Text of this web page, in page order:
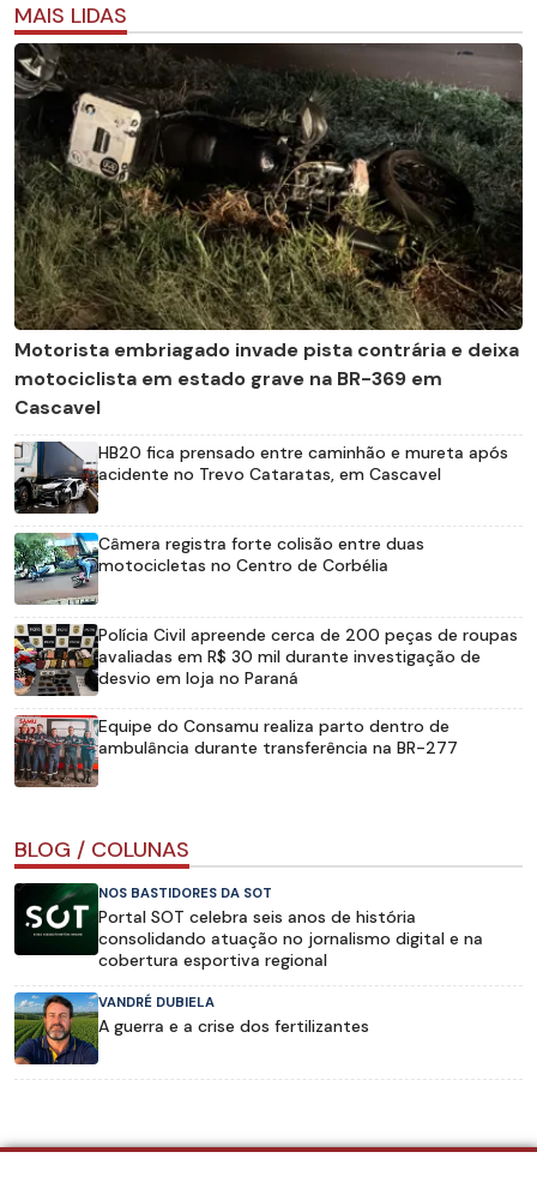
MAIS LIDAS
Motorista embriagado invade pista contrária e deixa
motociclista em estado grave na BR-369 em
Cascavel
HB20 fica prensado entre caminhão e mureta após
acidente no Trevo Cataratas, em Cascavel
Câmera registra forte colisão entre duas
motocicletas no Centro de Corbélia
Polícia Civil apreende cerca de 200 peças de roupas
avaliadas em R$ 30 mil durante investigação de
desvio em loja no Paraná
Equipe do Consamu realiza parto dentro de
ambulância durante transferência na BR-277
BLOG / COLUNAS
NOS BASTIDORES DA SOT
Portal SOT celebra seis anos de história
consolidando atuação no jornalismo digital e na
cobertura esportiva regional
VANDRÉ DUBIELA
A guerra e a crise dos fertilizantes